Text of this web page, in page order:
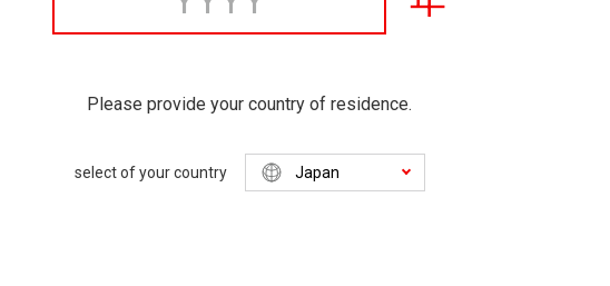
Please provide your country of residence.
select of your country